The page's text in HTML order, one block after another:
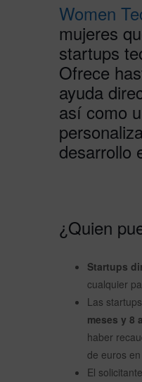
Women
mujeres
startups
Ofrece
ayuda
así como
desarrollo
¿Quien
Startups
cualquier
Las
meses y 8
haber
de euros
El